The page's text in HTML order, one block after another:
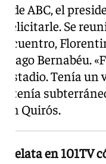
de ABC, el
felicitarle. Se
encuentro,
Bernabéu.
estadio. Tenía
Quirós.
relata en